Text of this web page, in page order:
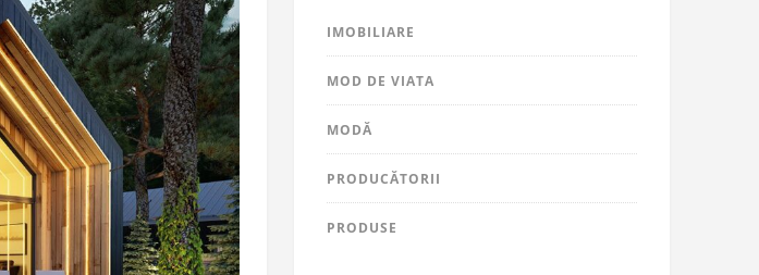
IMOBILIARE
MOD DE VIATA
MODĂ
PRODUCĂTORII
PRODUSE